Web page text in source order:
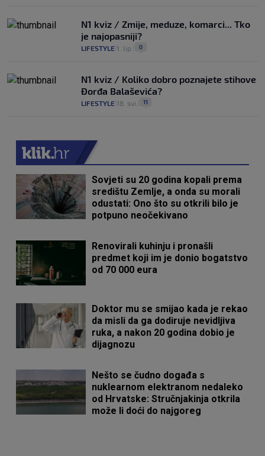
N1 kviz / Zmije, meduze, komarci... Tko
je najopasniji?
LIFESTYLE 1. lip. 0
N1 kviz / Koliko dobro poznajete stihove
Đorđa Balaševića?
LIFESTYLE 18. svi. 11
Sovjeti su 20 godina kopali prema
središtu Zemlje, a onda su morali
odustati: Ono što su otkrili bilo je
potpuno neočekivano
Renovirali kuhinju i pronašli
predmet koji im je donio bogatstvo
od 70 000 eura
Doktor mu se smijao kada je rekao
da misli da ga dodiruje nevidljiva
ruka, a nakon 20 godina dobio je
dijagnozu
Nešto se čudno događa s
nuklearnom elektranom nedaleko
od Hrvatske: Stručnjakinja otkrila
može li doći do najgoreg